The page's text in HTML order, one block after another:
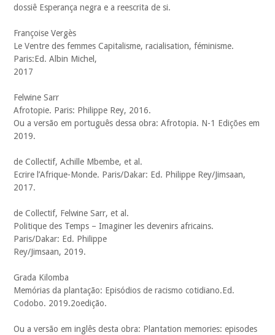
dossiê Esperança negra e a reescrita de si.
Françoise Vergès
Le Ventre des femmes Capitalisme, racialisation, féminisme.
Paris:Ed. Albin Michel,
2017
Felwine Sarr
Afrotopie. Paris: Philippe Rey, 2016.
Ou a versão em português dessa obra: Afrotopia. N-1 Edições em
2019.
de Collectif, Achille Mbembe, et al.
Ecrire l’Afrique-Monde. Paris/Dakar: Ed. Philippe Rey/Jimsaan,
2017.
de Collectif, Felwine Sarr, et al.
Politique des Temps – Imaginer les devenirs africains.
Paris/Dakar: Ed. Philippe
Rey/Jimsaan, 2019.
Grada Kilomba
Memórias da plantação: Episódios de racismo cotidiano.Ed.
Codobo. 2019.2oedição.
Ou a versão em inglês desta obra: Plantation memories: episodes